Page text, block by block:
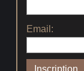
Email: